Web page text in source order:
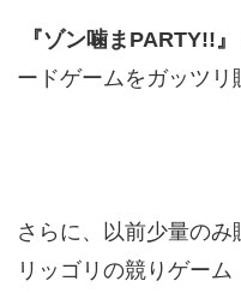
『ゾン噛まPARTY!!』
ードゲームをガッツリ
さらに、以前少量の
リッゴリの競りゲーム